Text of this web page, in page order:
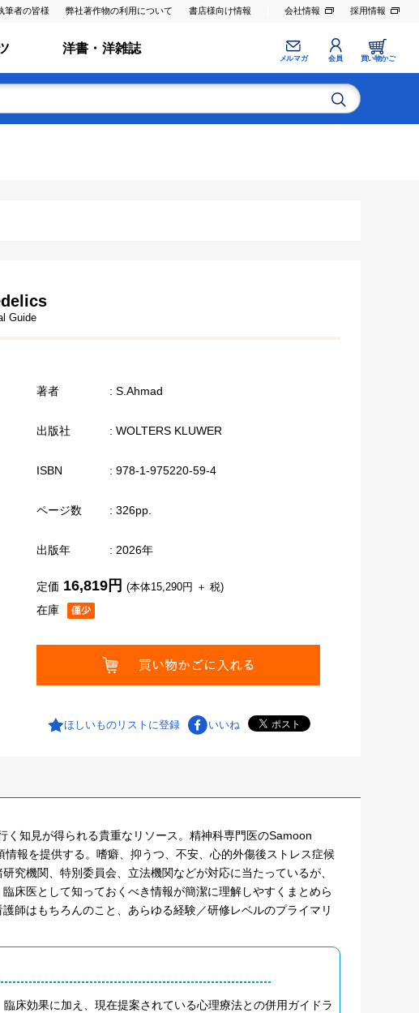
筆者の皆様 弊社著作物の利用について 書店様向け情報 会社情報 採用情報
洋書・洋雑誌
メルマガ 会員 買い物かご
Guide
著者 : S.Ahmad
出版社 : WOLTERS KLUWER
ISBN : 978-1-975220-59-4
ページ数 : 326pp.
出版年 : 2026年
在庫
定価 16,819円 (本体15,290円 ＋ 税)
ほしいものリストに登録 いいね
知見が得られる貴重なリソース。精神科専門医のSamoon
報を提供する。嗜癖、抑うつ、不安、心的外傷後ストレス症候
究機関、特別委員会、立法機関などが対応に当たっているが、
床医として知っておくべき情報が簡潔に理解しやすくまとめら
師はもちろんのこと、あらゆる経験／研修レベルのプライマリ
床効果に加え、現在提案されている心理療法との併用ガイドラ